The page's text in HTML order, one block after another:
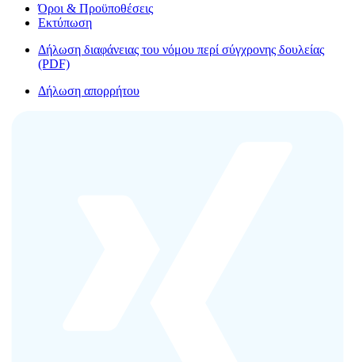
Όροι & Προϋποθέσεις
Εκτύπωση
Δήλωση διαφάνειας του νόμου περί σύγχρονης δουλείας
(PDF)
Δήλωση απορρήτου